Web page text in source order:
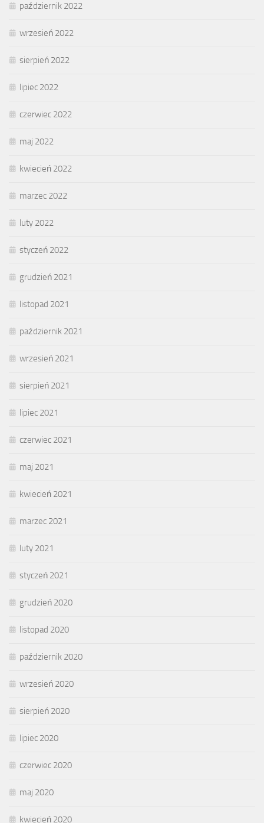
październik 2022
wrzesień 2022
sierpień 2022
lipiec 2022
czerwiec 2022
maj 2022
kwiecień 2022
marzec 2022
luty 2022
styczeń 2022
grudzień 2021
listopad 2021
październik 2021
wrzesień 2021
sierpień 2021
lipiec 2021
czerwiec 2021
maj 2021
kwiecień 2021
marzec 2021
luty 2021
styczeń 2021
grudzień 2020
listopad 2020
październik 2020
wrzesień 2020
sierpień 2020
lipiec 2020
czerwiec 2020
maj 2020
kwiecień 2020